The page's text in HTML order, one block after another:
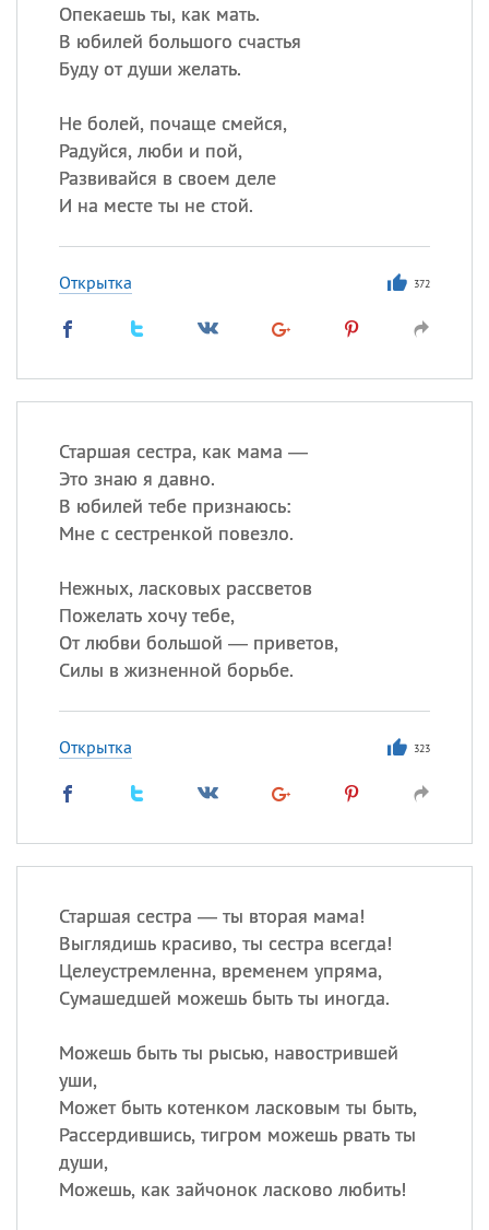
Опекаешь ты, как мать.
В юбилей большого счастья
Буду от души желать.
Не болей, почаще смейся,
Радуйся, люби и пой,
Развивайся в своем деле
И на месте ты не стой.
Открытка 372
Старшая сестра, как мама —
Это знаю я давно.
В юбилей тебе признаюсь:
Мне с сестренкой повезло.
Нежных, ласковых рассветов
Пожелать хочу тебе,
От любви большой — приветов,
Силы в жизненной борьбе.
Открытка 323
Старшая сестра — ты вторая мама!
Выглядишь красиво, ты сестра всегда!
Целеустремленна, временем упряма,
Сумашедшей можешь быть ты иногда.
Можешь быть ты рысью, навострившей
уши,
Может быть котенком ласковым ты быть,
Рассердившись, тигром можешь рвать ты
души,
Можешь, как зайчонок ласково любить!